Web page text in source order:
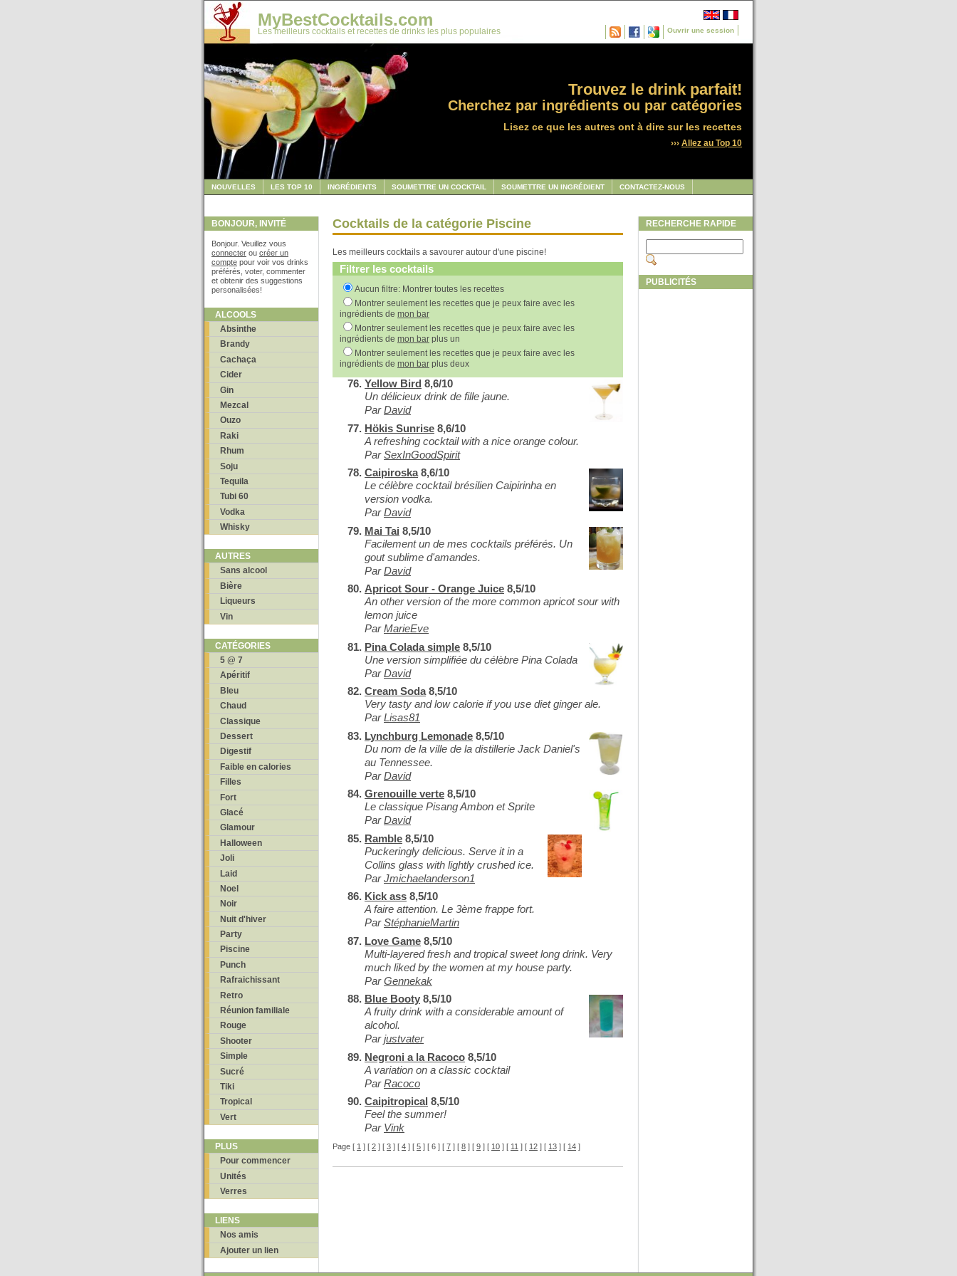
Ouvrir une session
MyBestCocktails.com
Les meilleurs cocktails et recettes de drinks les plus populaires
Trouvez le drink parfait!
Cherchez par ingrédients ou par catégories
Lisez ce que les autres ont à dire sur les recettes
››› Allez au Top 10
NOUVELLES LES TOP 10 INGRÉDIENTS SOUMETTRE UN COCKTAIL SOUMETTRE UN INGRÉDIENT CONTACTEZ-NOUS
BONJOUR, INVITÉ
Bonjour. Veuillez vous
connecter ou créer un
compte pour voir vos drinks
préférés, voter, commenter
et obtenir des suggestions
personalisées!
ALCOOLS
Absinthe
Brandy
Cachaça
Cider
Gin
Mezcal
Ouzo
Raki
Rhum
Soju
Tequila
Tubi 60
Vodka
Whisky
AUTRES
Sans alcool
Bière
Liqueurs
Vin
CATÉGORIES
5 @ 7
Apéritif
Bleu
Chaud
Classique
Dessert
Digestif
Faible en calories
Filles
Fort
Glacé
Glamour
Halloween
Joli
Laid
Noel
Noir
Nuit d'hiver
Party
Piscine
Punch
Rafraichissant
Retro
Réunion familiale
Rouge
Shooter
Simple
Sucré
Tiki
Tropical
Vert
PLUS
Pour commencer
Unités
Verres
LIENS
Nos amis
Ajouter un lien
Cocktails de la catégorie Piscine
Les meilleurs cocktails a savourer autour d'une piscine!
Filtrer les cocktails
Aucun filtre: Montrer toutes les recettes
Montrer seulement les recettes que je peux faire avec les
ingrédients de mon bar
Montrer seulement les recettes que je peux faire avec les
ingrédients de mon bar plus un
Montrer seulement les recettes que je peux faire avec les
ingrédients de mon bar plus deux
Yellow Bird 8,6/10
Un délicieux drink de fille jaune.
ParDavid
Hökis Sunrise 8,6/10
A refreshing cocktail with a nice orange colour.
ParSexInGoodSpirit
Caipiroska8,6/10
Le célèbre cocktail brésilien Caipirinha en
version vodka.
ParDavid
Mai Tai 8,5/10
Facilement un de mes cocktails préférés. Un
gout sublime d'amandes.
ParDavid
Apricot Sour - Orange Juice 8,5/10
An other version of the more common apricot sour with
lemon juice
ParMarieEve
Pina Colada simple 8,5/10
Une version simplifiée du célèbre Pina Colada
ParDavid
Cream Soda8,5/10
Very tasty and low calorie if you use diet ginger ale.
ParLisas81
Lynchburg Lemonade 8,5/10
Du nom de la ville de la distillerie Jack Daniel's
au Tennessee.
ParDavid
Grenouille verte 8,5/10
Le classique Pisang Ambon et Sprite
ParDavid
Ramble 8,5/10
Puckeringly delicious. Serve it in a
Collins glass with lightly crushed ice.
ParJmichaelanderson1
Kick ass 8,5/10
A faire attention. Le 3ème frappe fort.
ParStéphanieMartin
Love Game 8,5/10
Multi-layered fresh and tropical sweet long drink. Very
much liked by the women at my house party.
ParGennekak
Blue Booty 8,5/10
A fruity drink with a considerable amount of
alcohol.
Parjustvater
Negroni a la Racoco 8,5/10
A variation on a classic cocktail
ParRacoco
Caipitropical 8,5/10
Feel the summer!
Par Vink
Page [ 1 ] [ 2 ] [ 3 ] [ 4 ] [ 5 ] [ 6 ] [ 7 ] [ 8 ] [ 9 ] [ 10 ] [ 11 ] [ 12 ] [ 13 ] [ 14 ]
RECHERCHE RAPIDE
PUBLICITÉS